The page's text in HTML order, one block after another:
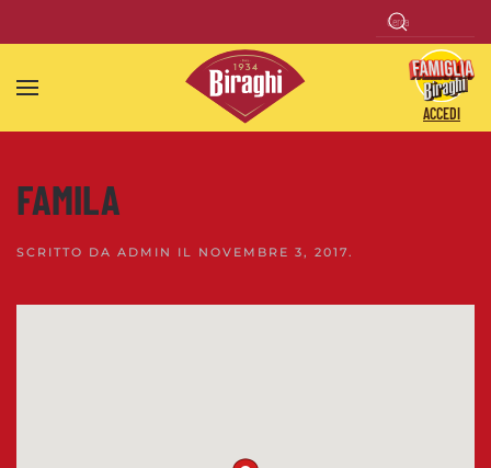
Skip to main content
ACCEDI
FAMILA
SCRITTO DA ADMIN IL NOVEMBRE 3, 2017.